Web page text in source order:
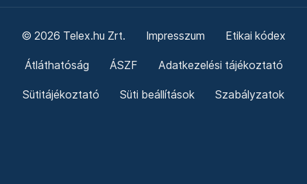
© 2026 Telex.hu Zrt. Impresszum Etikai kódex
Átláthatóság ÁSZF Adatkezelési tájékoztató
Sütitájékoztató Süti beállítások Szabályzatok